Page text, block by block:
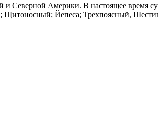
Северной Америки. В настоящее время
Йепеса; Трехпоясный,